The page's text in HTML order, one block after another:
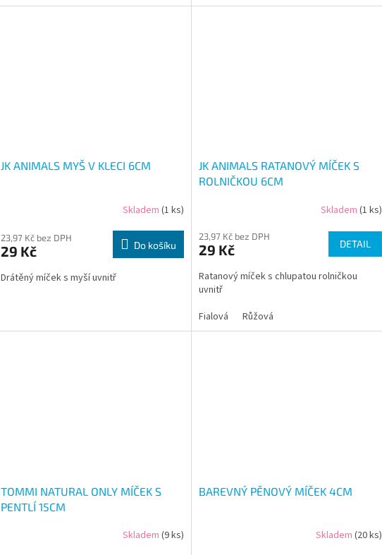
JK ANIMALS MYŠ V KLECI 6CM
Skladem (1 ks)
23,97 Kč bez DPH
29 Kč Do košíku
Drátěný míček s myší uvnitř
JK ANIMALS RATANOVÝ MÍČEK S
ROLNIČKOU 6CM
Skladem (1 ks)
23,97 Kč bez DPH
29 Kč DETAIL
Ratanový míček s chlupatou rolničkou
uvnitř
Fialová
Růžová
TOMMI NATURAL ONLY MÍČEK S
PENTLÍ 15CM
Skladem (9 ks)
BAREVNÝ PĚNOVÝ MÍČEK 4CM
Skladem (20 ks)